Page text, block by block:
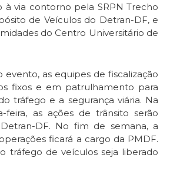
à via contorno pela SRPN Trecho
de Veículos do Detran-DF, e
do Centro Universitário de
evento, as equipes de fiscalização
fixos e em patrulhamento para
tráfego e a segurança viária. Na
feira, as ações de trânsito serão
DF. No fim de semana, a
ficará a cargo da PMDF.
tráfego de veículos seja liberado